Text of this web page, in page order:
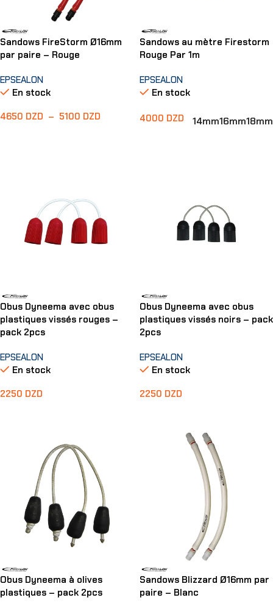
Sandows FireStorm Ø16mm
par paire – Rouge
EPSEALON
En stock
4650 DZD – 5100 DZD
Sandows au mètre Firestorm
Rouge Par 1m
EPSEALON
En stock
4000 DZD 14mm16mm18mm
Obus Dyneema avec obus
plastiques vissés rouges –
pack 2pcs
EPSEALON
En stock
2250 DZD
Obus Dyneema avec obus
plastiques vissés noirs – pack
2pcs
EPSEALON
En stock
2250 DZD
Obus Dyneema à olives
plastiques – pack 2pcs
Sandows Blizzard Ø16mm par
paire – Blanc